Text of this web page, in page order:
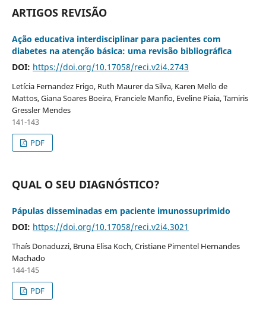
ARTIGOS REVISÃO
Ação educativa interdisciplinar para pacientes com
diabetes na atenção básica: uma revisão bibliográfica
DOI: https://doi.org/10.17058/reci.v2i4.2743
Letícia Fernandez Frigo, Ruth Maurer da Silva, Karen Mello de
Mattos, Giana Soares Boeira, Franciele Manfio, Eveline Piaia, Tamiris
Gressler Mendes
141-143
PDF
QUAL O SEU DIAGNÓSTICO?
Pápulas disseminadas em paciente imunossuprimido
DOI: https://doi.org/10.17058/reci.v2i4.3021
Thaís Donaduzzi, Bruna Elisa Koch, Cristiane Pimentel Hernandes
Machado
144-145
PDF